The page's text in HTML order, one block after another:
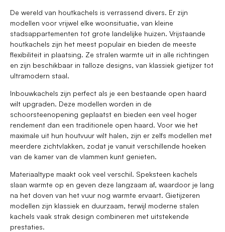
De wereld van houtkachels is verrassend divers. Er zijn
modellen voor vrijwel elke woonsituatie, van kleine
stadsappartementen tot grote landelijke huizen. Vrijstaande
houtkachels zijn het meest populair en bieden de meeste
flexibiliteit in plaatsing. Ze stralen warmte uit in alle richtingen
en zijn beschikbaar in talloze designs, van klassiek gietijzer tot
ultramodern staal.
Inbouwkachels zijn perfect als je een bestaande open haard
wilt upgraden. Deze modellen worden in de
schoorsteenopening geplaatst en bieden een veel hoger
rendement dan een traditionele open haard. Voor wie het
maximale uit hun houtvuur wilt halen, zijn er zelfs modellen met
meerdere zichtvlakken, zodat je vanuit verschillende hoeken
van de kamer van de vlammen kunt genieten.
Materiaaltype maakt ook veel verschil. Speksteen kachels
slaan warmte op en geven deze langzaam af, waardoor je lang
na het doven van het vuur nog warmte ervaart. Gietijzeren
modellen zijn klassiek en duurzaam, terwijl moderne stalen
kachels vaak strak design combineren met uitstekende
prestaties.